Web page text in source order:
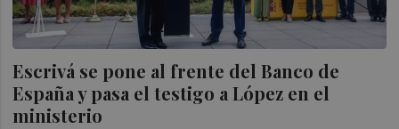
Escrivá se pone al frente del Banco de
España y pasa el testigo a López en el
ministerio